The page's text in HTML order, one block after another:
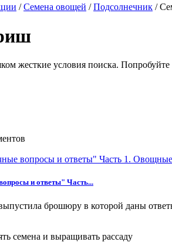
/Семена овощей /Подсолнечник /
жесткие условия поиска.
и ответы" Часть...
брошюру в которой даны
семена и выращивать рассаду